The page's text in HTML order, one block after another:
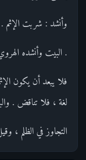
وأنشد : شربت الإثم
. البيت وأنشده
فلا يبعد أن يكون
لغة ، فلا تناقض .
التجاوز في الظلم ،